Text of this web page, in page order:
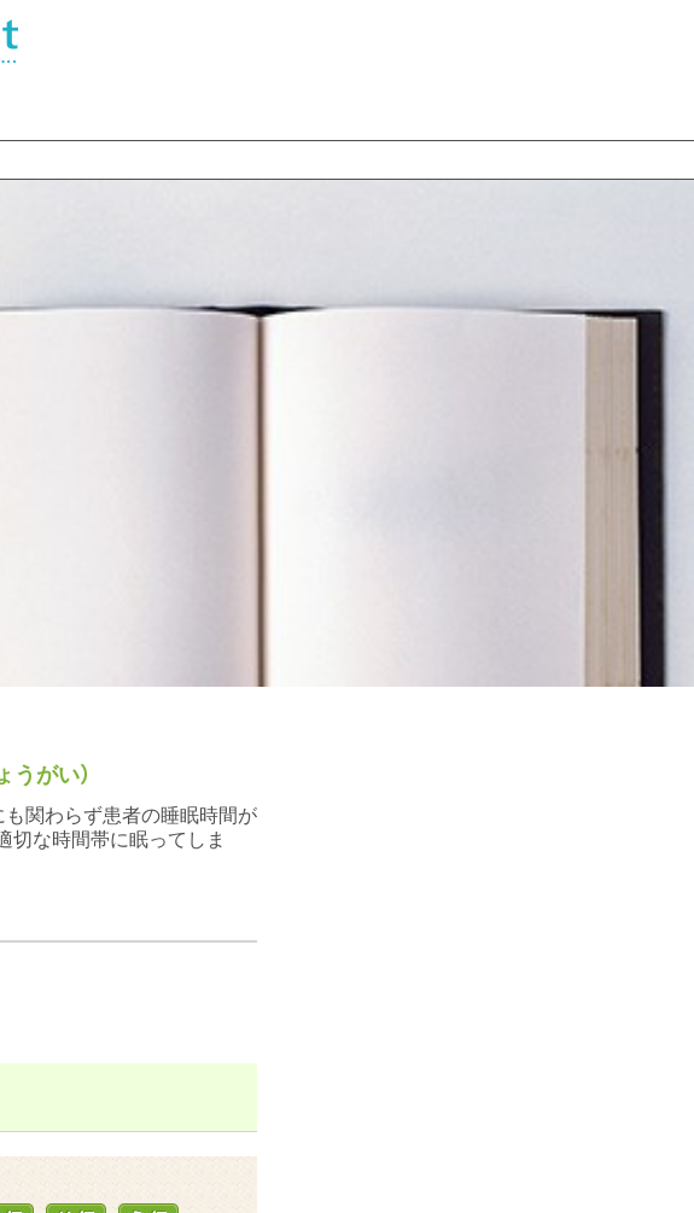
がい）
関わらず患者の睡眠時間が
切な時間帯に眠ってしま